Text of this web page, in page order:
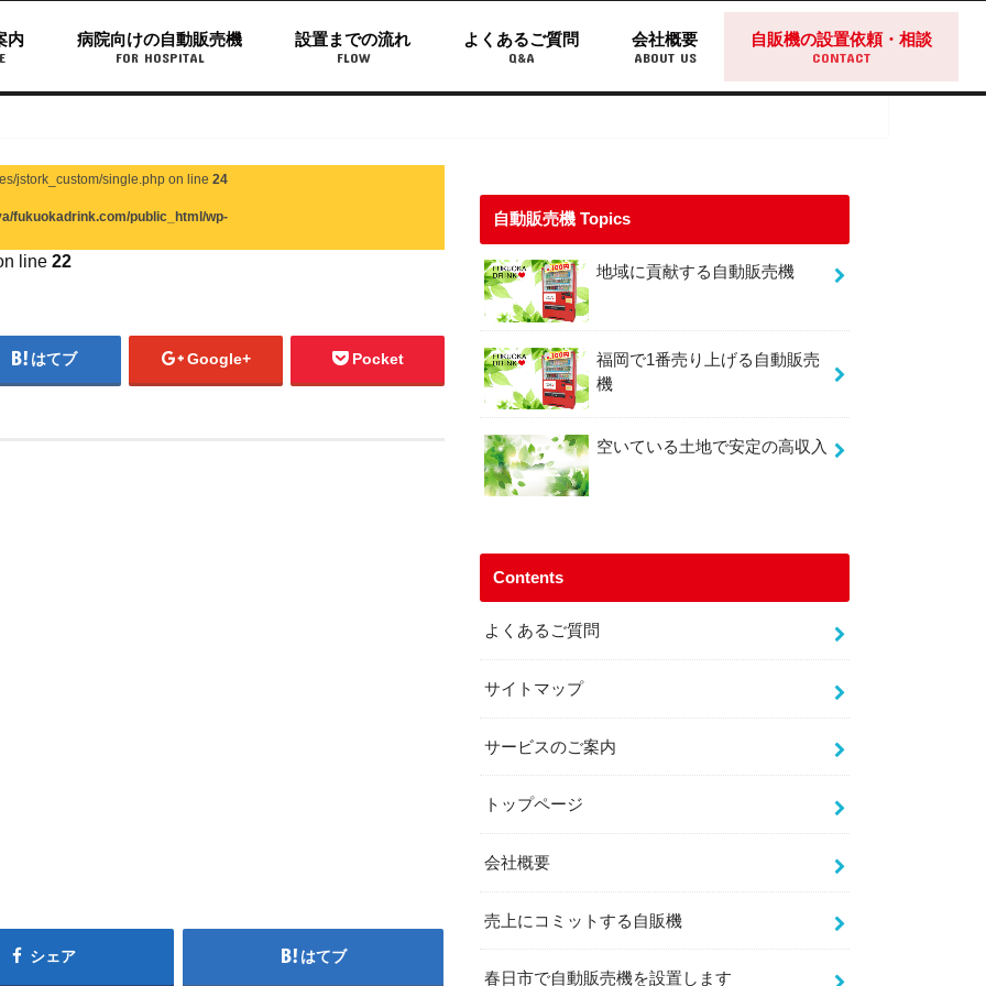
内 病院向けの自動販売機
FOR HOSPITAL
設置までの流れ
FLOW
よくあるご質問
Q&A
会社概要
ABOUT US
自販機の設置依頼・相談
CONTACT
line 22
jstork_custom/single.php on line24
fukuokadrink.com/public_html/wp-
はてブ Google+ Pocket
シェア はてブ
自動販売機 Topics
地域に貢献する自動販売機
福岡で1番売り上げる自動販売
機
空いている土地で安定の高収入
Contents
よくあるご質問
サイトマップ
サービスのご案内
トップページ
会社概要
売上にコミットする自販機
春日市で自動販売機を設置します